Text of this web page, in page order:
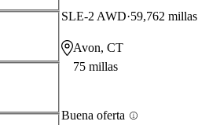
SLE-2 AWD 59,762 millas
Avon, CT
75 millas
Buena oferta